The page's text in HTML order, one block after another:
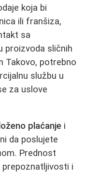
koja bi
ili franšiza,
sa
proizvoda sličnih
Takovo, potrebno
službu u
za uslove
plaćanje i
da poslujete
Prednost
prepoznatljivosti i